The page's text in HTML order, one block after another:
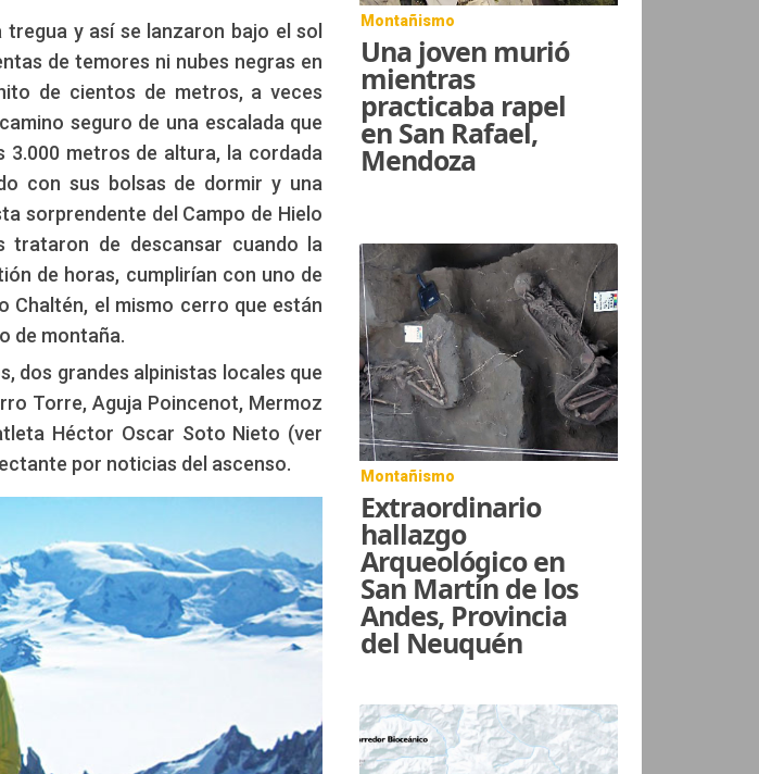
tregua y así se lanzaron bajo el sol
de temores ni nubes negras en
de cientos de metros, a veces
seguro de una escalada que
3.000 metros de altura, la cordada
con sus bolsas de dormir y una
sorprendente del Campo de Hielo
trataron de descansar cuando la
de horas, cumplirían con uno de
Chaltén, el mismo cerro que están
de montaña.
dos grandes alpinistas locales que
Torre, Aguja Poincenot, Mermoz
Héctor Oscar Soto Nieto (ver
por noticias del ascenso.
Montañismo
Una joven murió
mientras
practicaba rapel
en San Rafael,
Mendoza
Montañismo
Extraordinario
hallazgo
Arqueológico en
San Martín de los
Andes, Provincia
del Neuquén